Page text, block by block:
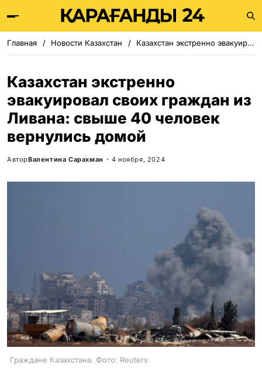
Главная Новости Казахстан Казахстан экстренно эвакуировал своих граждан из Ливана: свыше 40 человек вернулись домой
Казахстан экстренно
эвакуировал своих граждан из
Ливана: свыше 40 человек
вернулись домой
АвторВалентина Сарахман 4 ноября, 2024
Граждане Казахстана. Фото: Reuters